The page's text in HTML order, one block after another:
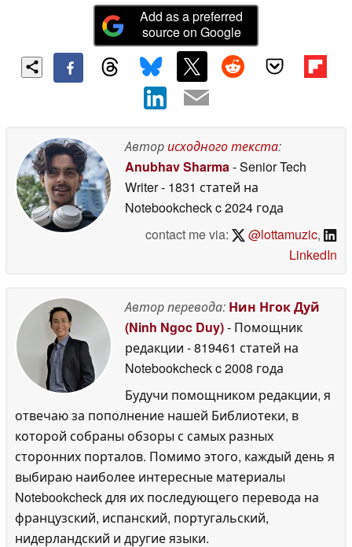
Add as a preferred
source on Google
Авторисходного текста:
Anubhav Sharma- Senior Tech
Writer- 1831 статей на
Notebookcheckc 2024 года
contact me via:
@lottamuzic,
LinkedIn
Автор перевода: Нин Нгок Дуй
(Ninh Ngoc Duy)- Помощник
редакции - 819461 статей на
Notebookcheckc 2008 года
Будучи помощником редакции, я
отвечаю за пополнение нашей Библиотеки, в
которой собраны обзоры с самых разных
сторонних порталов. Помимо этого, каждый день я
выбираю наиболее интересные материалы
Notebookcheck для их последующего перевода на
французский, испанский, португальский,
нидерландский и другие языки.